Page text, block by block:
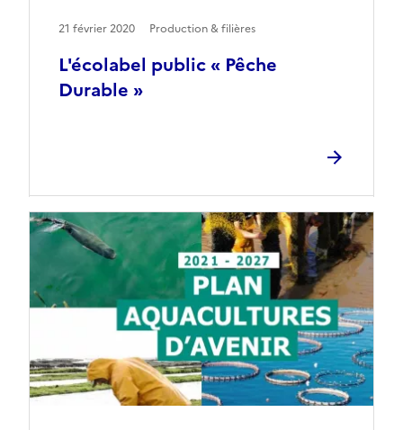
L'écolabel public « Pêche
Durable »
21 février 2020 Production & filières